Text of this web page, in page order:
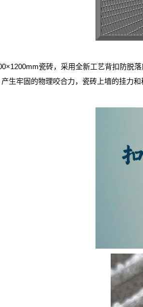
瓷砖，采用全新工艺背扣防脱
生牢固的物理咬合力，瓷砖上墙的挂力和